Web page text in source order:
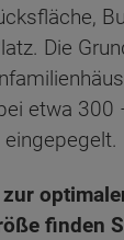
Die
etwa 300
finden